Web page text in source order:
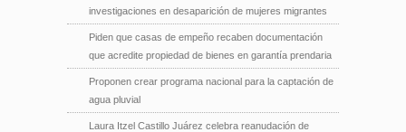
investigaciones en desaparición de mujeres migrantes
Piden que casas de empeño recaben documentación
que acredite propiedad de bienes en garantía prendaria
Proponen crear programa nacional para la captación de
agua pluvial
Laura Itzel Castillo Juárez celebra reanudación de